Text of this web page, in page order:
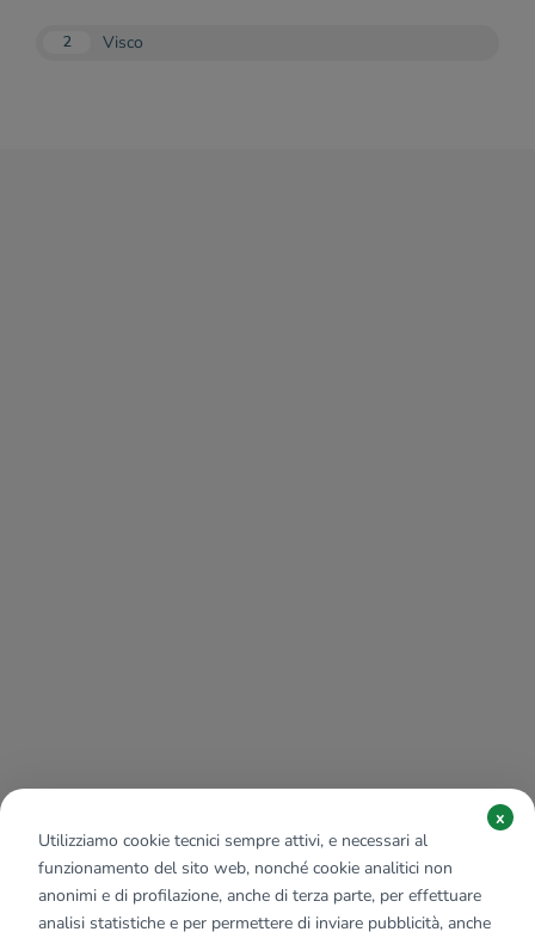
2 Visco
Utilizziamo cookie tecnici sempre attivi, e necessari al
funzionamento del sito web, nonché cookie analitici non
anonimi e di profilazione, anche di terza parte, per effettuare
analisi statistiche e per permettere di inviare pubblicità, anche
x